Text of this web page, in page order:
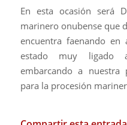
En esta ocasión será
marinero onubense que
encuentra faenando en
estado muy ligado
embarcando a nuestra
para la procesión